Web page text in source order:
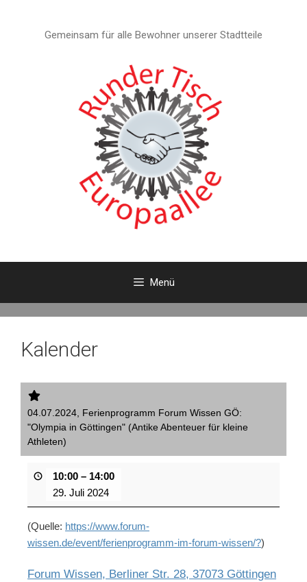
Gemeinsam für alle Bewohner unserer Stadtteile
Menü
Kalender
04.07.2024, Ferienprogramm Forum Wissen GÖ:
"Olympia in Göttingen" (Antike Abenteuer für kleine
Athleten)
10:00 – 14:00
29. Juli 2024
(Quelle: https://www.forum-
wissen.de/event/ferienprogramm-im-forum-wissen/?)
Forum Wissen, Berliner Str. 28, 37073 Göttingen